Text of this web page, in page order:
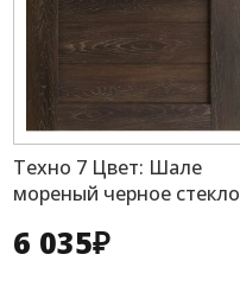
Техно 7 Цвет: Шале
мореный черное стекло
6 035₽